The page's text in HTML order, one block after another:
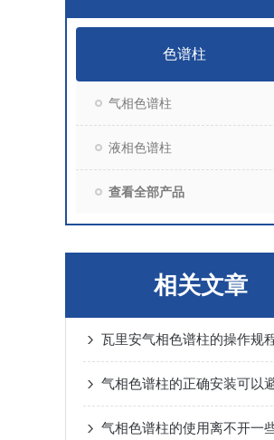
色谱柱
气相色谱柱
液相色谱柱
查看全部产品
相关文章
瓦里安气相色谱柱的操作规
气相色谱柱的正确安装可以